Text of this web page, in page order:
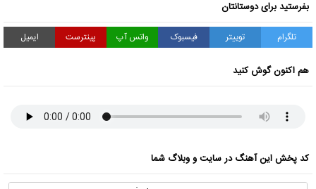
بفرستید برای دوستانتان
تلگرام توییتر فیسبوک واتس آپ پینترست ایمیل
هم اکنون گوش کنید
کد پخش این آهنگ در سایت و وبلاگ شما